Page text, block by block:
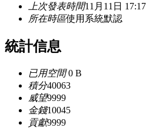
上次發表時間11月11日 17:17
所在時區使用系統默認
統計信息
已用空間0 B
積分40063
威望9999
金錢10045
貢獻9999